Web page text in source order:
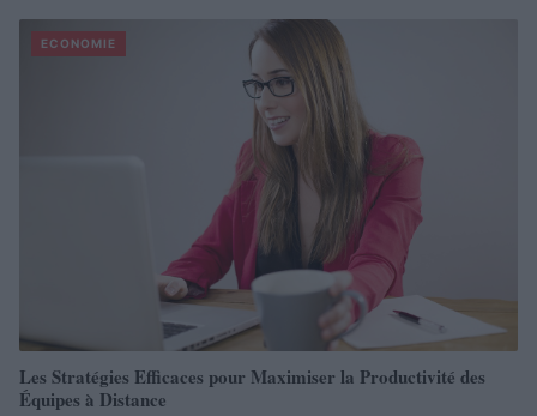
ECONOMIE
Les Stratégies Efficaces pour Maximiser la Productivité des
Équipes à Distance